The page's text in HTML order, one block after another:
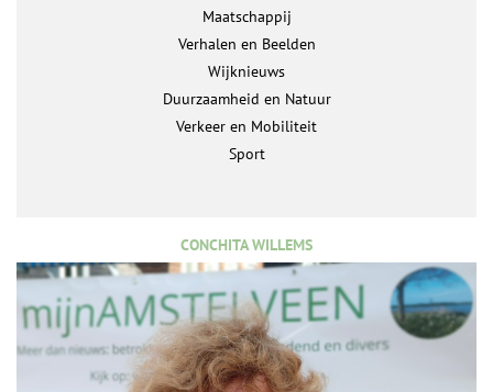
Maatschappij
Verhalen en Beelden
Wijknieuws
Duurzaamheid en Natuur
Verkeer en Mobiliteit
Sport
CONCHITA WILLEMS